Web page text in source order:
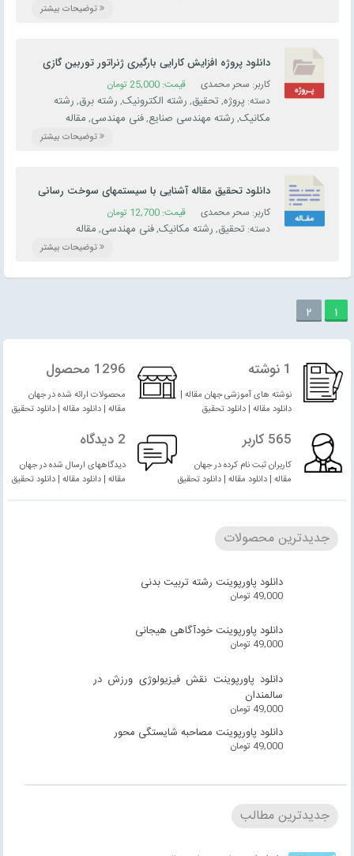
توضیحات بیشتر
دانلود پروژه افزایش کارایی بارگیری ژنراتور توربین گازی
درتابستان
کاربر: سحر محمدی قیمت: 25,000 تومان
دسته: پروژه, تحقیق, رشته الکترونیک, رشته برق, رشته
مکانیک, رشته مهندسی صنایع,فنی مهندسی, مقاله
توضیحات بیشتر
دانلود تحقیق مقاله آشنایی با سیستمهای سوخت رسانی
کاربراتوری و انژکتوری و مزایای استفاده از تکنولوژی های
جدید سوخت رسانی در خودرو
کاربر: سحر محمدی قیمت: 12,700 تومان
دسته: تحقیق, رشته مکانیک,فنی مهندسی, مقاله
توضیحات بیشتر
1
2
1 نوشته
نوشته های آموزشی جهان مقاله |
دانلود مقاله | دانلود تحقیق
1296 محصول
محصولات ارائه شده در جهان
مقاله | دانلود مقاله | دانلود تحقیق
565 کاربر
کاربران ثبت نام کرده در جهان
مقاله | دانلود مقاله | دانلود تحقیق
2 دیدگاه
دیدگاههای ارسال شده در جهان
مقاله | دانلود مقاله | دانلود تحقیق
جدیدترین محصولات
دانلود پاورپوینت رشته تربیت بدنی
49,000 تومان
دانلود پاورپوینت خودآگاهی هیجانی
49,000 تومان
دانلود پاورپوینت نقش فیزیولوژی ورزش در
سالمندان
49,000 تومان
دانلود پاورپوینت مصاحبه شایستگی محور
49,000 تومان
جدیدترین مطالب